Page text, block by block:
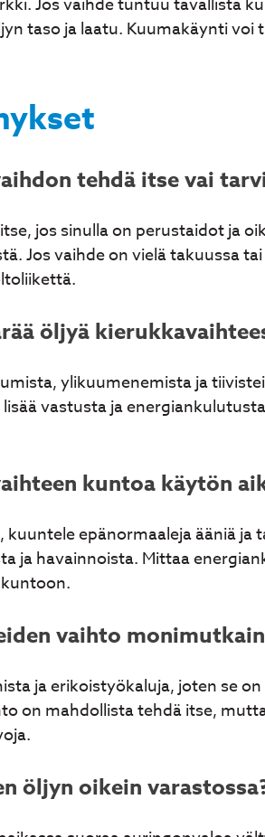
Jos vaihde tuntuu tavallista
taso ja laatu. Kuumakäynti
tehdä itse vai
jos sinulla on perustaidot ja
Jos vaihde on vielä takuussa
öljyä
ylikuumenemista ja
vastusta ja
kuntoa käytön
kuuntele epänormaaleja ääniä
ja havainnoista. Mittaa
vaihto
ja erikoistyökaluja, joten se
on mahdollista tehdä itse,
öljyn oikein